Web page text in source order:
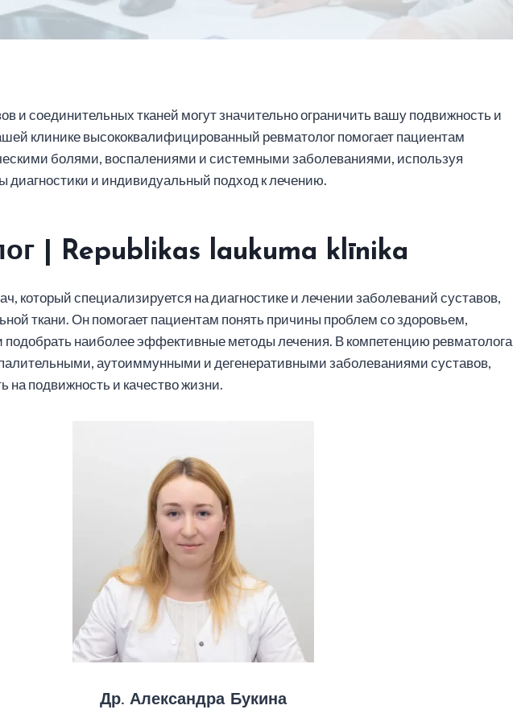
и соединительных тканей могут значительно ограничить вашу подвижность и
клинике высококвалифицированный ревматолог помогает пациентам
болями, воспалениями и системными заболеваниями, используя
диагностики и индивидуальный подход к лечению.
| Republikas laukuma klīnika
который специализируется на диагностике и лечении заболеваний суставов,
ткани. Он помогает пациентам понять причины проблем со здоровьем,
наиболее эффективные методы лечения. В компетенцию ревматолога
аутоиммунными и дегенеративными заболеваниями суставов,
на подвижность и качество жизни.
Др. Александра Букина